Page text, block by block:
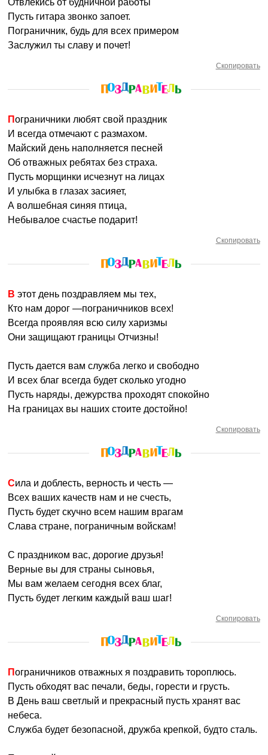
Отвлекись от будничной работы
Пусть гитара звонко запоет.
Пограничник, будь для всех примером
Заслужил ты славу и почет!
Скопировать
Пограничники любят свой праздник
И всегда отмечают с размахом.
Майский день наполняется песней
Об отважных ребятах без страха.
Пусть морщинки исчезнут на лицах
И улыбка в глазах засияет,
А волшебная синяя птица,
Небывалое счастье подарит!
Скопировать
В этот день поздравляем мы тех,
Кто нам дорог —пограничников всех!
Всегда проявляя всю силу харизмы
Они защищают границы Отчизны!
Пусть дается вам служба легко и свободно
И всех благ всегда будет сколько угодно
Пусть наряды, дежурства проходят спокойно
На границах вы наших стоите достойно!
Скопировать
Сила и доблесть, верность и честь —
Всех ваших качеств нам и не счесть,
Пусть будет скучно всем нашим врагам
Слава стране, пограничным войскам!
С праздником вас, дорогие друзья!
Верные вы для страны сыновья,
Мы вам желаем сегодня всех благ,
Пусть будет легким каждый ваш шаг!
Скопировать
Пограничников отважных я поздравить тороплюсь.
Пусть обходят вас печали, беды, горести и грусть.
В День ваш светлый и прекрасный пусть хранят вас
небеса.
Служба будет безопасной, дружба крепкой, будто сталь.